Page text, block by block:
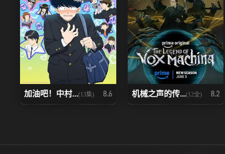
加油吧！中村...(13集) 8.6 机械之声的传...(12全) 8.2